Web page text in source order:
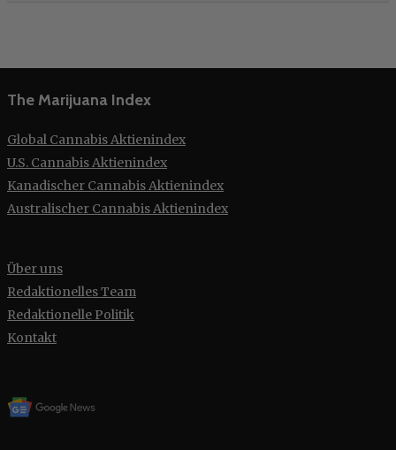
The Marijuana Index
Global Cannabis Aktienindex
U.S. Cannabis Aktienindex
Kanadischer Cannabis Aktienindex
Australischer Cannabis Aktienindex
Über uns
Redaktionelles Team
Redaktionelle Politik
Kontakt